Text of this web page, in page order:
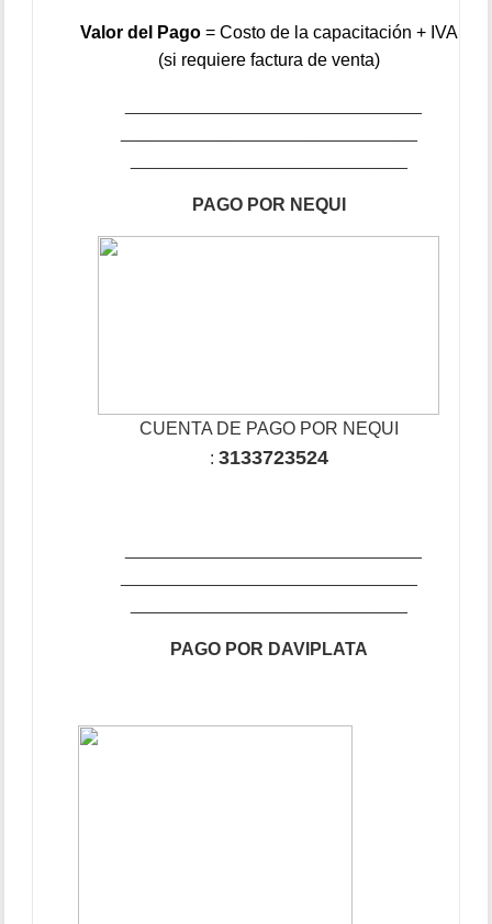
Valor del Pago= Costo de la capacitación + IVA
(si requiere factura de venta)
PAGO POR NEQUI
CUENTA DE PAGO POR NEQUI
: 3133723524
PAGO POR DAVIPLATA